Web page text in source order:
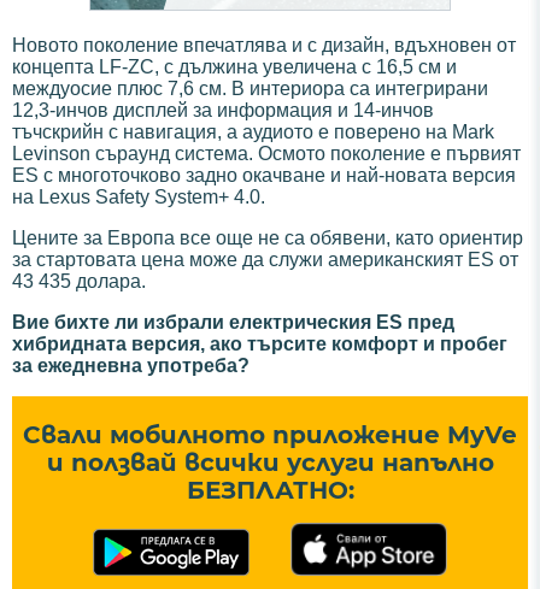
Новото поколение впечатлява и с дизайн, вдъхновен от
концепта LF-ZC, с дължина увеличена с 16,5 см и
междуосие плюс 7,6 см. В интериора са интегрирани
12,3-инчов дисплей за информация и 14-инчов
тъчскрийн с навигация, а аудиото е поверено на Mark
Levinson съраунд система. Осмото поколение е първият
ES с многоточково задно окачване и най-новата версия
на Lexus Safety System+ 4.0.
Цените за Европа все още не са обявени, като ориентир
за стартовата цена може да служи американският ES от
43 435 долара.
Вие бихте ли избрали електрическия ES пред
хибридната версия, ако търсите комфорт и пробег
за ежедневна употреба?
Свали мобилното приложение MyVe
и ползвай всички услуги напълно
БЕЗПЛАТНО: